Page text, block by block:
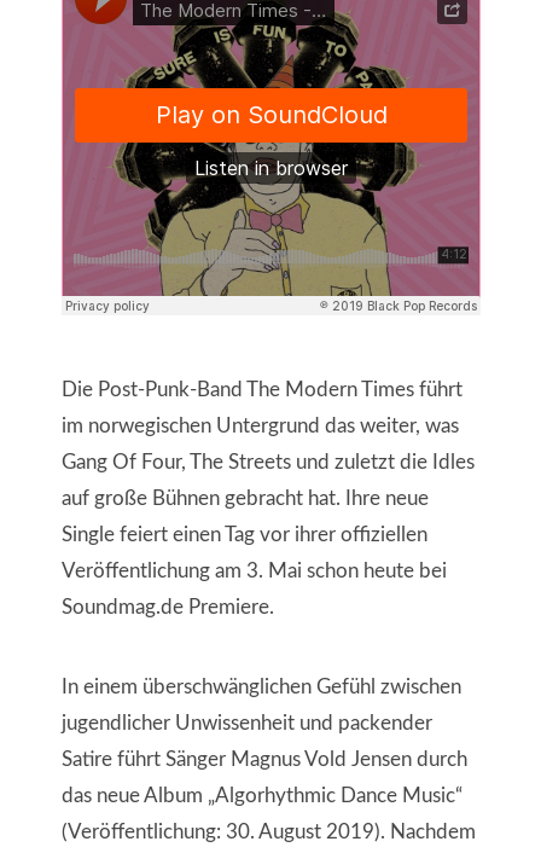
Die Post-Punk-Band The Modern Times führt
im norwegischen Untergrund das weiter, was
Gang Of Four, The Streets und zuletzt die Idles
auf große Bühnen gebracht hat. Ihre neue
Single feiert einen Tag vor ihrer offiziellen
Veröffentlichung am 3. Mai schon heute bei
Soundmag.de Premiere.
In einem überschwänglichen Gefühl zwischen
jugendlicher Unwissenheit und packender
Satire führt Sänger Magnus Vold Jensen durch
das neue Album „Algorhythmic Dance Music“
(Veröffentlichung: 30. August 2019). Nachdem